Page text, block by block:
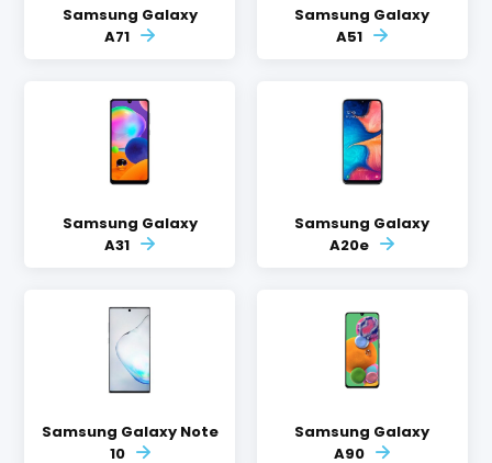
Samsung Galaxy
A71
Samsung Galaxy
A51
Samsung Galaxy
A31
Samsung Galaxy
A20e
Samsung Galaxy Note
10
Samsung Galaxy
A90